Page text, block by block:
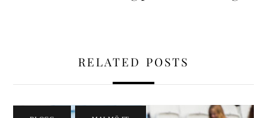
RELATED POSTS